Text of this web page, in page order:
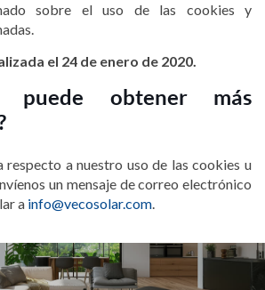
sobre el uso de las cookies y
el 24 de enero de 2020.
puede obtener más
respecto a nuestro uso de las cookies u
un mensaje de correo electrónico
a info@vecosolar.com.